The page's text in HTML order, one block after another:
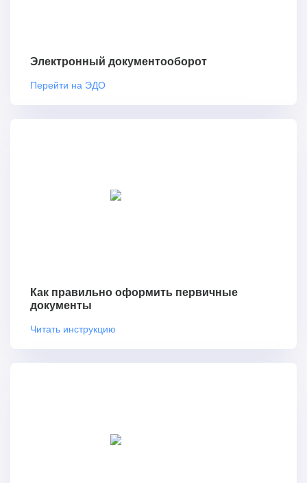
Электронный документооборот
Перейти на ЭДО
Как правильно оформить первичные
документы
Читать инструкцию